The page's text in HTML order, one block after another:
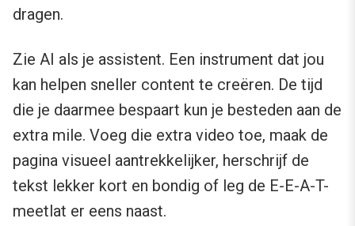
dragen.
Zie AI als je assistent. Een instrument dat jou
kan helpen sneller content te creëren. De tijd
die je daarmee bespaart kun je besteden aan de
extra mile. Voeg die extra video toe, maak de
pagina visueel aantrekkelijker, herschrijf de
tekst lekker kort en bondig of leg de E-E-A-T-
meetlat er eens naast.